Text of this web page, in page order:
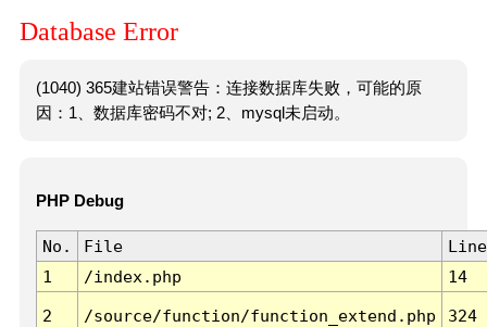
Database Error
(1040) 365建站错误警告：连接数据库失败，可能的原
因：1、数据库密码不对; 2、mysql未启动。
PHP Debug
No. File
Line
1
/index.php 14
2 /source/function/function_extend.php 324